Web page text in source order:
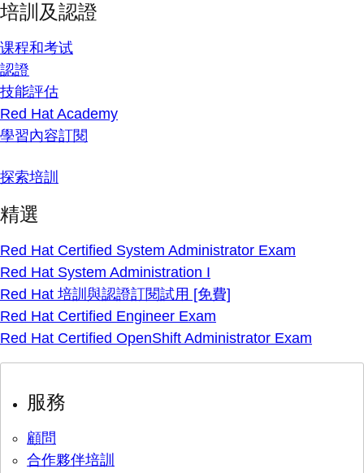
培訓及認證
课程和考试
認證
技能評估
Red Hat Academy
學習內容訂閱
探索培訓
精選
Red Hat Certified System Administrator Exam
Red Hat System Administration I
Red Hat 培訓與認證訂閱試用 [免費]
Red Hat Certified Engineer Exam
Red Hat Certified OpenShift Administrator Exam
服務
顧問
合作夥伴培訓